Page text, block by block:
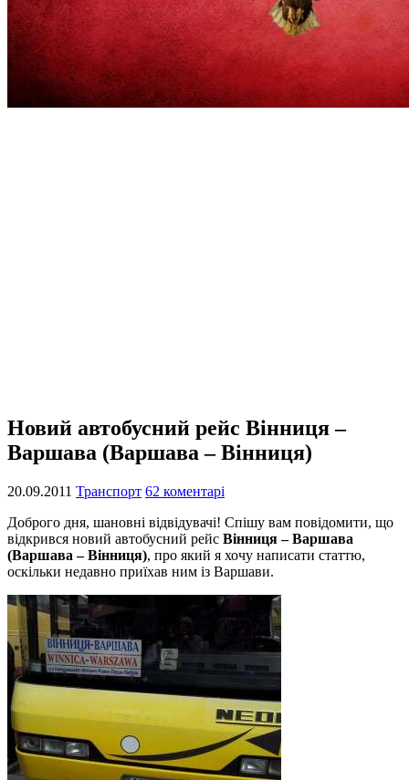
Новий автобусний рейс Вінниця –
Варшава (Варшава – Вінниця)
20.09.2011 Транспорт 62 коментарі
Доброго дня, шановні відвідувачі! Спішу вам повідомити, що
відкрився новий автобусний рейс Вінниця – Варшава
(Варшава – Вінниця), про який я хочу написати статтю,
оскільки недавно приїхав ним із Варшави.